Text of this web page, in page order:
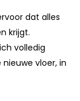
dat alles
krijgt.
volledig
vloer, in